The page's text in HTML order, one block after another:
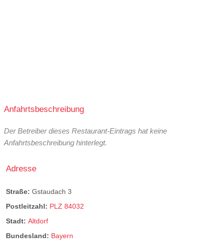
Anfahrtsbeschreibung
Der Betreiber dieses Restaurant-Eintrags hat keine
Anfahrtsbeschreibung hinterlegt.
Adresse
Straße: Gstaudach 3
Postleitzahl: PLZ 84032
Stadt: Altdorf
Bundesland: Bayern